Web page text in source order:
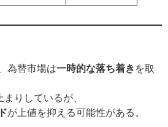
為替市場は一時的な落ち着き を取
りしているが、
が上値を抑える可能性がある。